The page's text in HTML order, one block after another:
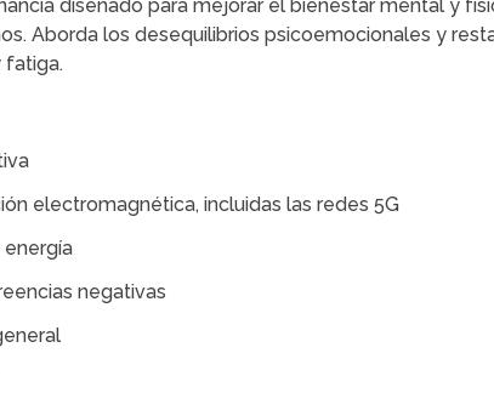
diseñado para mejorar el bienestar mental y
Aborda los desequilibrios psicoemocionales y
fatiga.
electromagnética, incluidas las redes 5G
negativas